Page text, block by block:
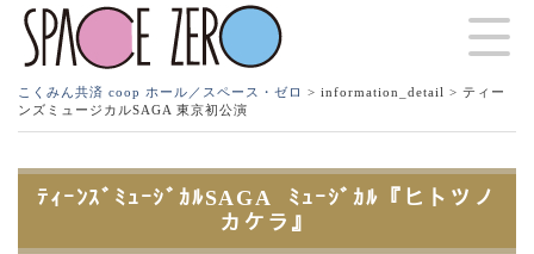
こくみん共済 coop ホール／スペース・ゼロ > information_detail > ティー
ンズミュージカルSAGA 東京初公演
ﾃｨｰﾝｽﾞﾐｭｰｼﾞｶﾙSAGA ﾐｭｰｼﾞｶﾙ『ヒトツノ
カケラ』